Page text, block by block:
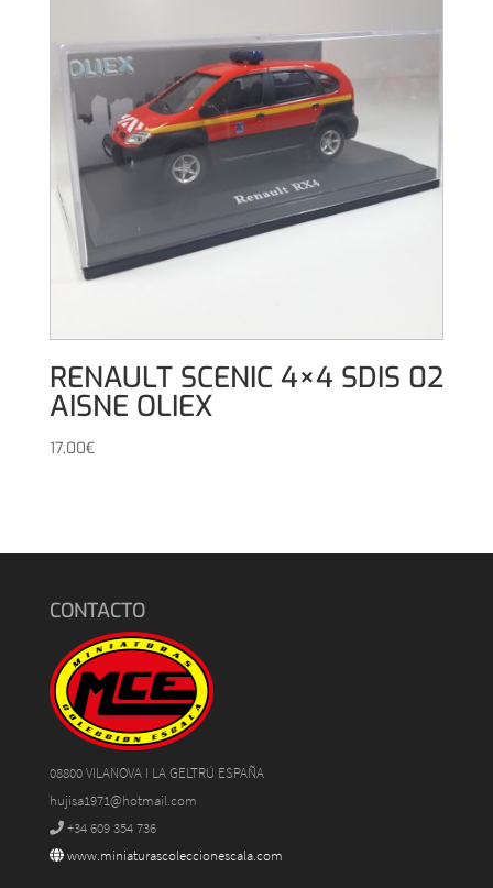
RENAULT SCENIC 4×4 SDIS 02
AISNE OLIEX
17,00€
CONTACTO
08800 VILANOVA I LA GELTRÚ ESPAÑA
hujisa1971@hotmail.com
+34 609 354 736
www.miniaturascoleccionescala.com